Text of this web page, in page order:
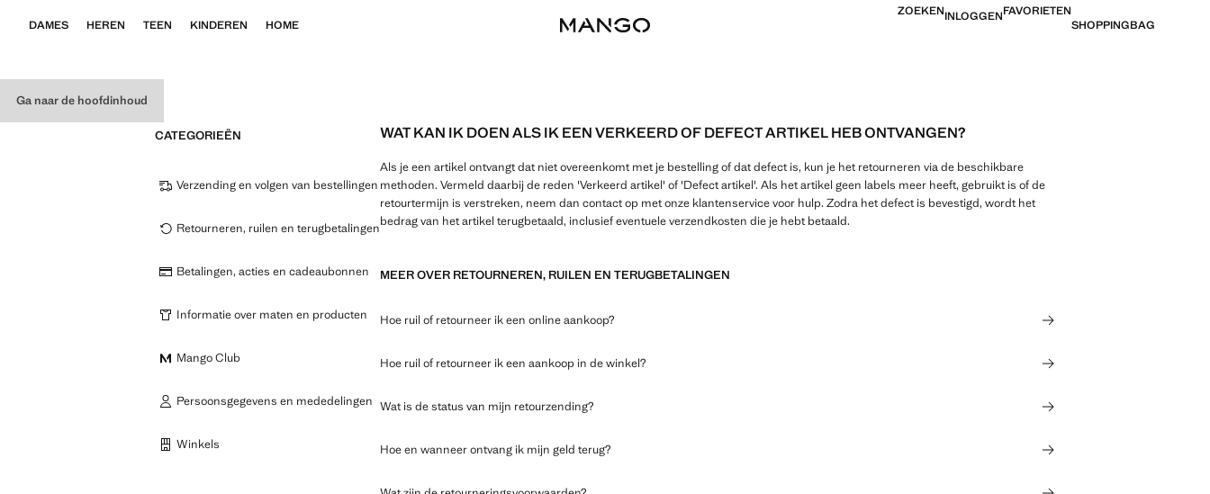
Ga naar de hoofdinhoud
DAMES HEREN TEEN KINDEREN HOME
ZOEKENINLOGGENFAVORIETEN
SHOPPINGBAG
WAT KAN IK DOEN ALS IK EEN VERKEERD OF DEFECT ARTIKEL HEB ONTVANGEN?
Als je een artikel ontvangt dat niet overeenkomt met je bestelling of dat defect is, kun je het retourneren via de beschikbare
methoden. Vermeld daarbij de reden 'Verkeerd artikel' of 'Defect artikel'. Als het artikel geen labels meer heeft, gebruikt is of de
retourtermijn is verstreken, neem dan contact op met onze klantenservice voor hulp. Zodra het defect is bevestigd, wordt het
bedrag van het artikel terugbetaald, inclusief eventuele verzendkosten die je hebt betaald.
MEER OVER RETOURNEREN, RUILEN EN TERUGBETALINGEN
Hoe ruil of retourneer ik een online aankoop?
Hoe ruil of retourneer ik een aankoop in de winkel?
Wat is de status van mijn retourzending?
Hoe en wanneer ontvang ik mijn geld terug?
CATEGORIEËN
Verzending en volgen van bestellingen
Retourneren, ruilen en terugbetalingen
Betalingen, acties en cadeaubonnen
Informatie over maten en producten
Mango Club
Persoonsgegevens en mededelingen
Winkels